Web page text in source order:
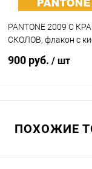
PANTONE 2009 C
СКОЛОВ, флакон с
900 руб. / шт
ПОХОЖИЕ